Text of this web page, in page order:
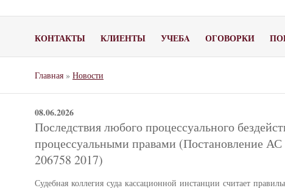
КОНТАКТЫ КЛИЕНТЫ УЧЕБA ОГОВОРКИ
Главная » Новости
08.06.2026
Последствия любого процессуального
процессуальными правами (Постановление
206758 2017)
Судебная коллегия суда кассационной инстанции считает